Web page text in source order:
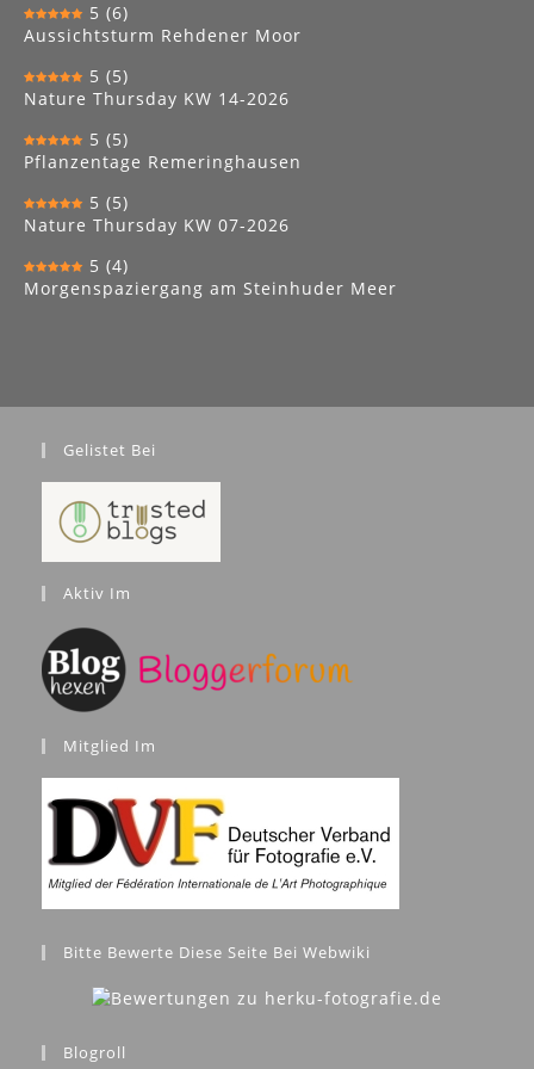
5 (5)
Nature Thursday KW 14-2026
5 (5)
Pflanzentage Remeringhausen
5 (5)
Nature Thursday KW 07-2026
5 (4)
Morgenspaziergang am Steinhuder Meer
Aktiv Im
Mitglied Im
Blogroll
< UberBlogr Webring